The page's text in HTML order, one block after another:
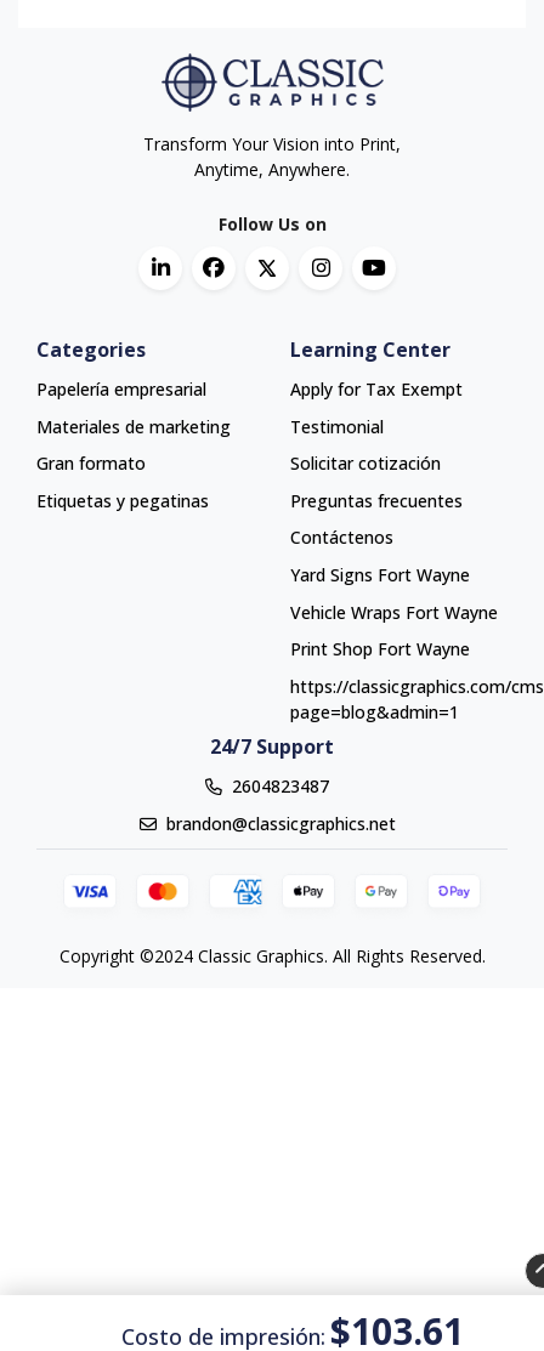
Costo de impresión: $103.61
Transform Your Vision into Print,
Anytime, Anywhere.
Follow Us on
Categories
Papelería empresarial
Materiales de marketing
Gran formato
Etiquetas y pegatinas
Learning Center
Apply for Tax Exempt
Testimonial
Solicitar cotización
Preguntas frecuentes
Contáctenos
Yard Signs Fort Wayne
Yard Signs Fort Wayne
Vehicle Wraps Fort Wayne
Vehicle Wraps Fort Wayne
Print Shop Fort Wayne
Print Shop Fort Wayne
https://classicgraphics.com/
page=blog&admin=1
24/7 Support
2604823487
brandon@classicgraphics.net
Copyright ©2024 Classic Graphics. All Rights Reserved.